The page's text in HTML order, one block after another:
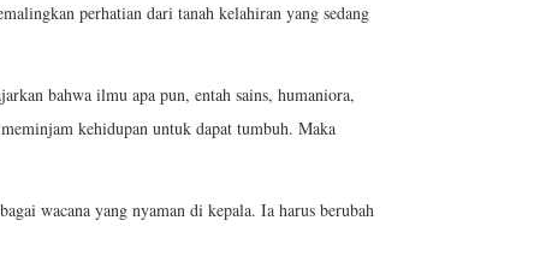
perhatian dari tanah kelahiran yang sedang
bahwa ilmu apa pun, entah sains, humaniora,
kehidupan untuk dapat tumbuh. Maka
wacana yang nyaman di kepala. Ia harus berubah